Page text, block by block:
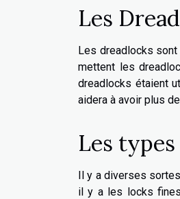
Les
Les dreadlocks
mettent les
dreadlocks étaient
aidera à avoir plus
Les
Il y a diverses
il y a les locks